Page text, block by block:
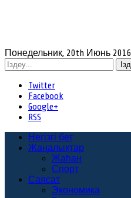
Понедельник, 20th Июнь 2016
Twitter
Facebook
Google+
RSS
Негізгі бет
Жаңалықтар
Жаһан
Спорт
Саясат
Экономика